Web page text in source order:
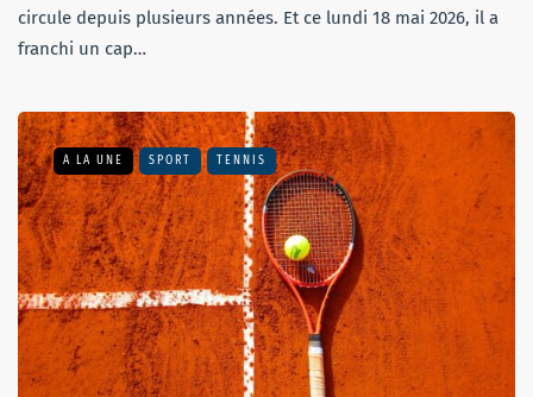
circule depuis plusieurs années. Et ce lundi 18 mai 2026, il a
franchi un cap…
A LA UNE SPORT TENNIS